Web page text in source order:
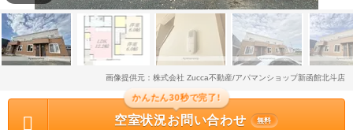
画像提供元：株式会社 Zucca不動産/アパマンショップ新函館北斗店
かんたん30秒で完了!
空室状況お問い合わせ 無料